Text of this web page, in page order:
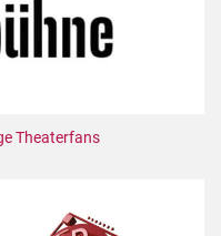
Theaterfans